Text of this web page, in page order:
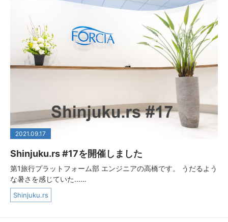
2021.09.17
Shinjuku.rs #17を開催しました
第1旅行プラットフォーム部 エンジニアの高橋です。 うだるよう
な暑さを感じていた...…
Shinjuku.rs